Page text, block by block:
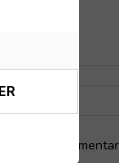
que eu